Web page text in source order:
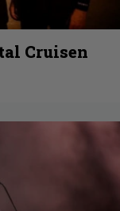
Cruisen